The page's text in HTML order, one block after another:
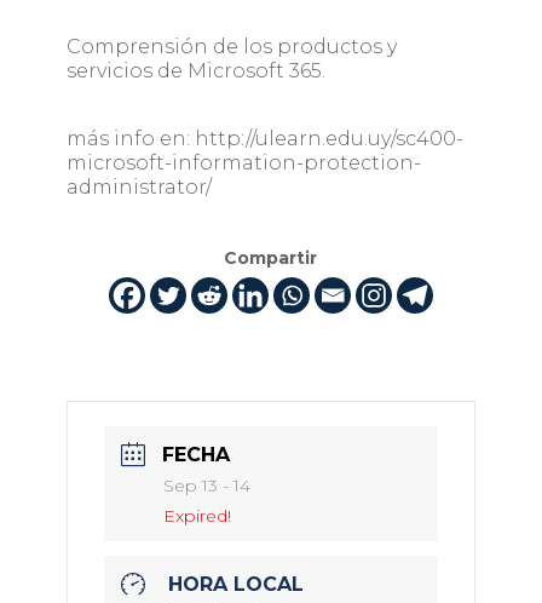
Comprensión de los productos y
servicios de Microsoft 365.
más info en: http://ulearn.edu.uy/sc400-
microsoft-information-protection-
administrator/
Compartir
FECHA
Sep 13 - 14
Expired!
HORA LOCAL